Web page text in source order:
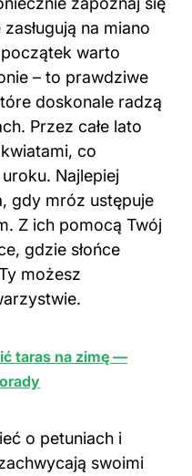
na miano
warto
– to prawdziwe
doskonale radzą
Przez całe lato
co
Najlepiej
gdy mróz ustępuje
Z ich pomocą Twój
gdzie słońce
możesz
taras na zimę —
o petuniach i
swoimi